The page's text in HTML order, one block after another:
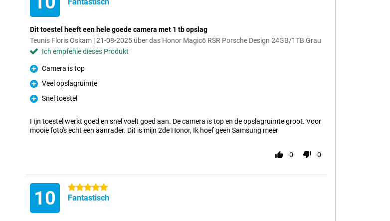
Dit toestel heeft een hele goede camera met 1 tb opslag
Teunis Floris Oskam | 21-08-2025 über das Honor Magic6 RSR Porsche Design 24GB/1TB Grau
Ich empfehle dieses Produkt
Pro
Camera is top
Pro
Veel opslagruimte
Pro
Snel toestel
Fijn toestel werkt goed en snel voelt goed aan. De camera is top en de opslagruimte groot. Voor
mooie foto's echt een aanrader. Dit is mijn 2de Honor, Ik hoef geen Samsung meer
0 0
10 5 Sterne
Fantastisch